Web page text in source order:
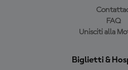
FAQ
Unisciti alla
Biglietti &